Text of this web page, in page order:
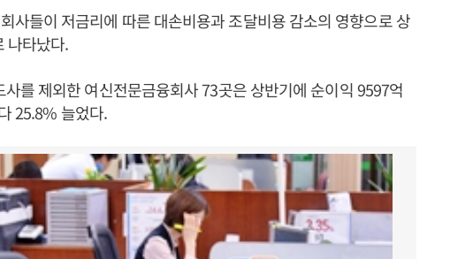
사들이 저금리에 따른 대손비용과 조달비용 감소의 영향으로 상
나타났다.
를 제외한 여신전문금융회사 73곳은 상반기에 순이익 9597억
25.8% 늘었다.